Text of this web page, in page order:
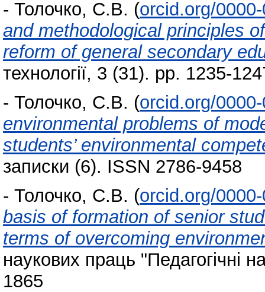
- Толочко, С.В. (orcid.org/
and methodological principles
reform of general secondary
технології, 3 (31). pp. 1235-
- Толочко, С.В. (orcid.org/
environmental problems of
students’ environmental
записки (6). ISSN 2786-9458
- Толочко, С.В. (orcid.org/
basis of formation of senior
terms of overcoming
наукових праць "Педагогічні
1865